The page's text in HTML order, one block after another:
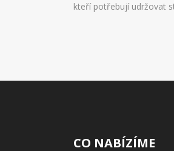
kteří potřebují udržovat
CO NABÍZÍME